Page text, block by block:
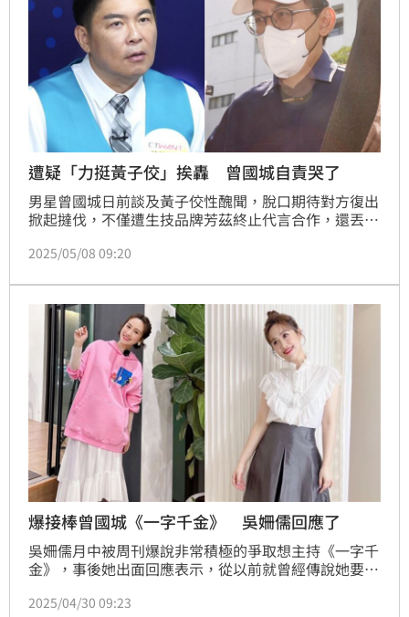
遭疑「力挺黃子佼」挨轟 曾國城自責哭了
男星曾國城日前談及黃子佼性醜聞，脫口期待對方復出
掀起撻伐，不僅遭生技品牌芳茲終止代言合作，還丟了
好友方芳芳近日透露，曾國城對此相當自責，數次泛
2025/05/08 09:20
爆接棒曾國城《一字千金》 吳姍儒回應了
吳姍儒月中被周刊爆說非常積極的爭取想主持《一字千
金》，事後她出面回應表示，從以前就曾經傳說她要搶
自己爭奪過工作」。不過今官方證實將由她接棒。
2025/04/30 09:23